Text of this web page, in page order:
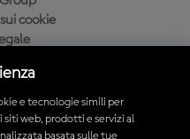
cookie
acquisto
e tecnologie simili per
web, prodotti e servizi al
basata sulle tue